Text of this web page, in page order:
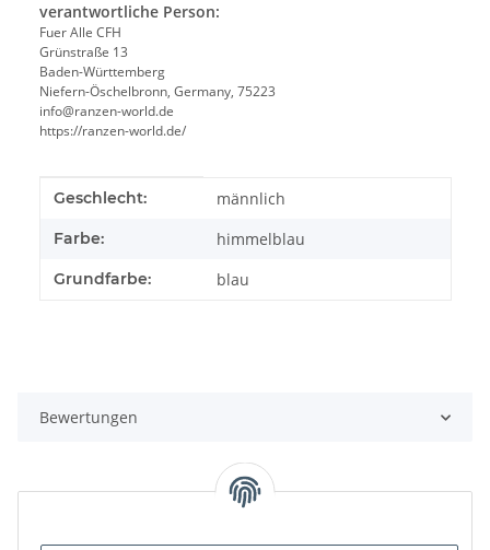
verantwortliche Person:
Fuer Alle CFH
Grünstraße 13
Baden-Württemberg
Niefern-Öschelbronn, Germany, 75223
info@ranzen-world.de
https://ranzen-world.de/
Produkteigenschaft
Wert
Geschlecht: männlich
Farbe: himmelblau
Grundfarbe: blau
Bewertungen